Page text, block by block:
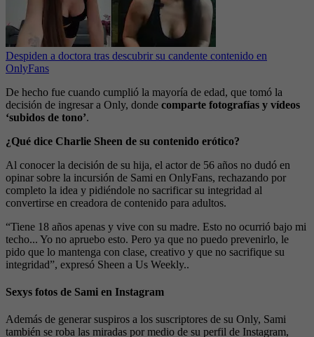
Despiden a doctora tras descubrir su candente contenido en
OnlyFans
De hecho fue cuando cumplió la mayoría de edad, que tomó la
decisión de ingresar a Only, donde comparte fotografías y vídeos
‘subidos de tono’.
¿Qué dice Charlie Sheen de su contenido erótico?
Al conocer la decisión de su hija, el actor de 56 años no dudó en
opinar sobre la incursión de Sami en OnlyFans, rechazando por
completo la idea y pidiéndole no sacrificar su integridad al
convertirse en creadora de contenido para adultos.
“Tiene 18 años apenas y vive con su madre. Esto no ocurrió bajo mi
techo... Yo no apruebo esto. Pero ya que no puedo prevenirlo, le
pido que lo mantenga con clase, creativo y que no sacrifique su
integridad”, expresó Sheen a Us Weekly..
Sexys fotos de Sami en Instagram
Además de generar suspiros a los suscriptores de su Only, Sami
también se roba las miradas por medio de su perfil de Instagram,